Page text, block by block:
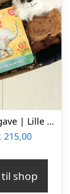
Barselsgave | Lille ræv
215,00
til shop